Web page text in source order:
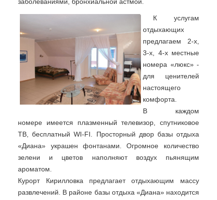
К услугам
отдыхающих
предлагаем 2-х,
3-х, 4-х местные
номера «люкс» -
для ценителей
настоящего
комфорта.
В каждом
номере имеется плазменный телевизор, спутниковое
ТВ, бесплатный WI-FI. Просторный двор базы отдыха
«Диана» украшен фонтанами. Огромное количество
зелени и цветов наполняют воздух пьянящим
ароматом.
Курорт Кирилловка предлагает отдыхающим массу
развлечений. В районе базы отдыха «Диана» находится